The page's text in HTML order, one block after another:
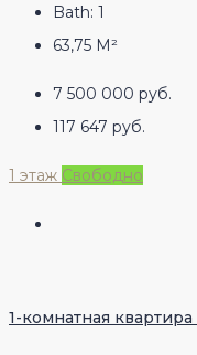
Bath: 1
63,75 М²
7 500 000 руб.
117 647 руб.
1 этаж Свободно
1-комнатная